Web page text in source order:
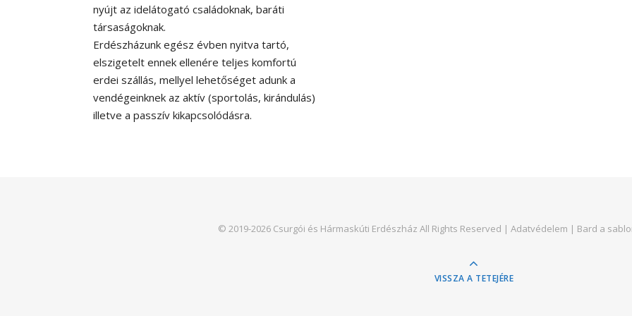
nyújt az idelátogató családoknak, baráti
társaságoknak.
Erdészházunk egész évben nyitva tartó,
elszigetelt ennek ellenére teljes komfortú
erdei szállás, mellyel lehetőséget adunk a
vendégeinknek az aktív (sportolás, kirándulás)
illetve a passzív kikapcsolódásra.
© 2019-2026 Csurgói és Hármaskúti Erdészház All Rights Reserved | Adatvédelem | Bard a
VISSZA A TETEJÉRE